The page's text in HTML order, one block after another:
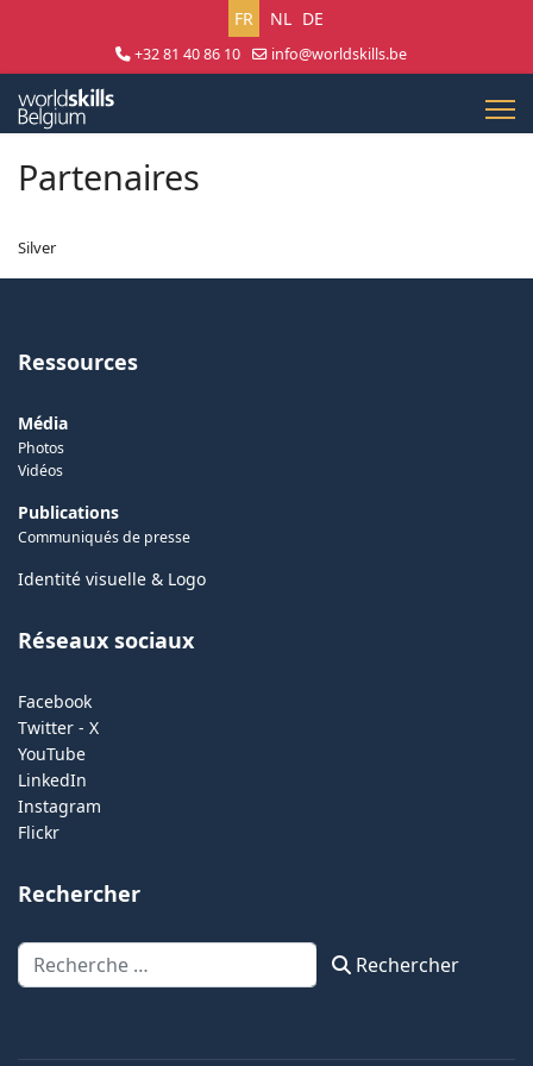
Sélectionnez votre langue
FR NL DE
+32 81 40 86 10
info@worldskills.be
Partenaires
Silver
Ressources
Média
Photos
Vidéos
Publications
Communiqués de presse
Identité visuelle & Logo
Réseaux sociaux
Facebook
Twitter - X
YouTube
LinkedIn
Instagram
Flickr
Rechercher
Rechercher Rechercher